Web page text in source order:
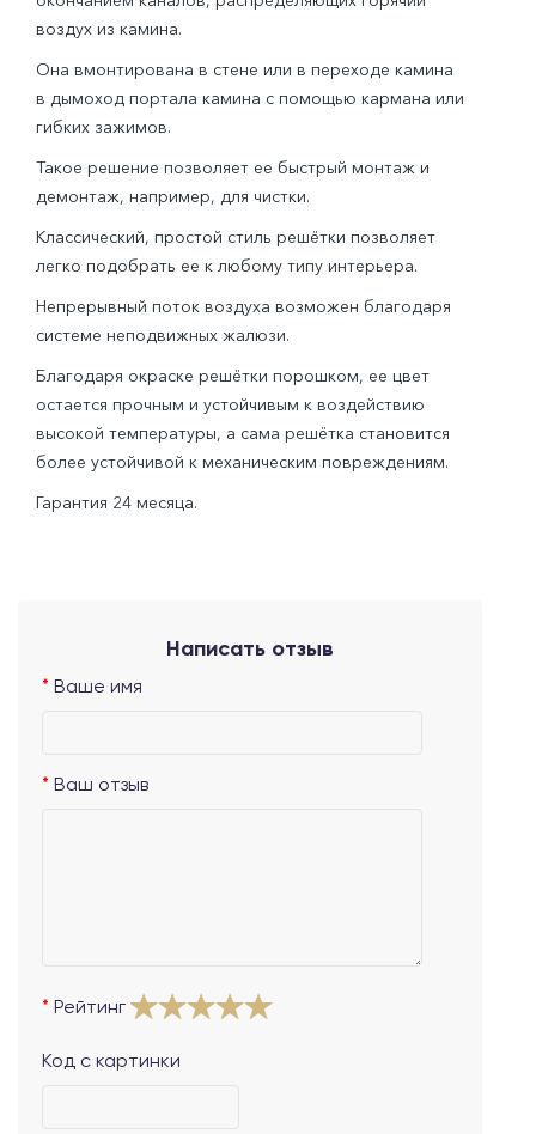
воздух из камина.
Она вмонтирована в стене или в переходе камина
в дымоход портала камина с помощью кармана или
гибких зажимов.
Такое решение позволяет ее быстрый монтаж и
демонтаж, например, для чистки.
Классический, простой стиль решётки позволяет
легко подобрать ее к любому типу интерьера.
Непрерывный поток воздуха возможен благодаря
системе неподвижных жалюзи.
Благодаря окраске решётки порошком, ее цвет
остается прочным и устойчивым к воздействию
высокой температуры, а сама решётка становится
более устойчивой к механическим повреждениям.
Гарантия 24 месяца.
Написать отзыв
Ваше имя
Ваш отзыв
Рейтинг
Код с картинки